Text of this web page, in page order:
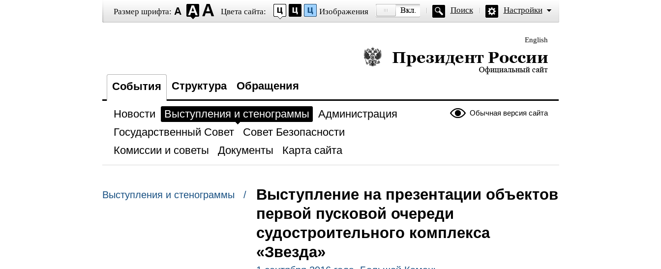
Размер шрифта: Цвета сайта: Изображения Поиск Настройки
English
Президент России — официальный сайт
События Структура Обращения
Обычная версия сайта
Новости Выступления и стенограммы
Администрация
Государственный Совет
Совет Безопасности
Комиссии и советы
Документы Карта сайта
Выступления и стенограммы /
Выступление на презентации объектов
первой пусковой очереди
судостроительного комплекса
«Звезда»